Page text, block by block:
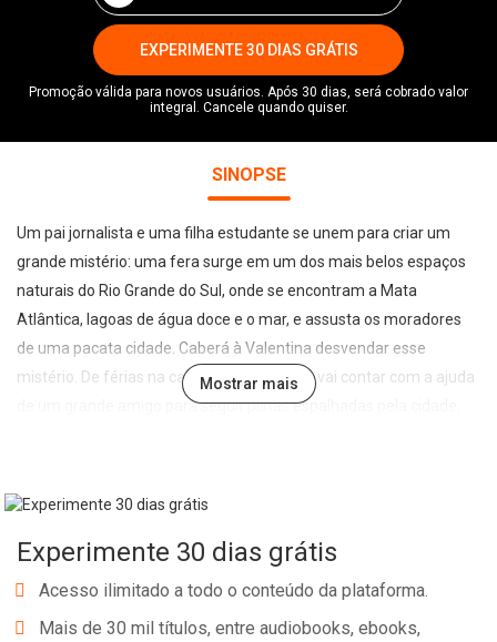
EXPERIMENTE 30 DIAS GRÁTIS
Promoção válida para novos usuários. Após 30 dias, será cobrado valor
integral. Cancele quando quiser.
SINOPSE
Um pai jornalista e uma filha estudante se unem para criar um
grande mistério: uma fera surge em um dos mais belos espaços
naturais do Rio Grande do Sul, onde se encontram a Mata
Atlântica, lagoas de água doce e o mar, e assusta os moradores
de uma pacata cidade. Caberá à Valentina desvendar esse
mistério. De férias na casa da avó, a jovem vai contar com a ajuda
de um grande amigo para seguir pistas espalhadas pela cidade,
escrito por um dos autores, sem uma combinação prévia. A única
até o fim da história. César é um a leitura para toda a família curtir.
E, ao final da história, pais e filhos podem seguir o exemplo e
Mostrar mais
Experimente 30 dias grátis
Acesso ilimitado a todo o conteúdo da plataforma.
Mais de 30 mil títulos, entre audiobooks, ebooks,